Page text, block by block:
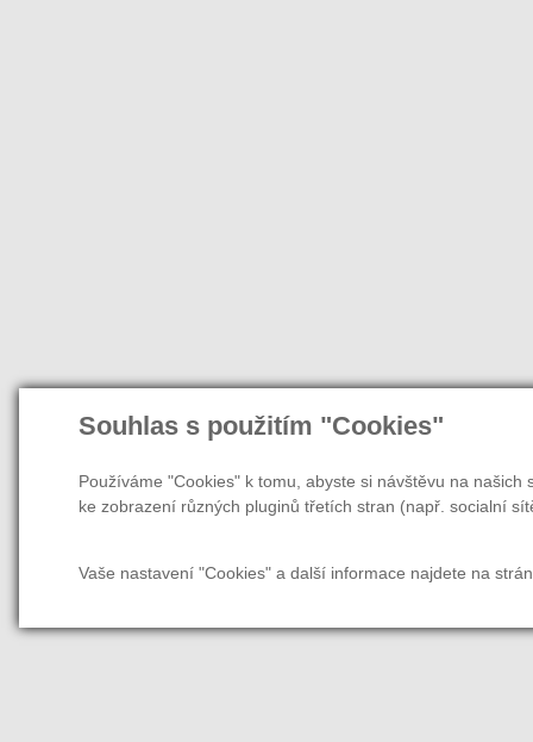
Souhlas s použitím "Cookies"
Používáme "Cookies" k tomu, abyste si návštěvu na
ke zobrazení různých pluginů třetích stran (např. socialní
Vaše nastavení "Cookies" a další informace najdete na